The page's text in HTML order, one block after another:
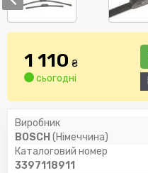
1 110 ₴
сьогодні
Виробник
BOSCH (Німеччина)
Каталоговий номер
3397118911